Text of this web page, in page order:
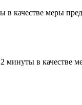
в качестве меры
в качестве